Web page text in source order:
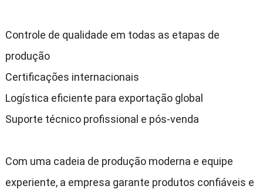
Controle de qualidade em todas as etapas de
produção
Certificações internacionais
Logística eficiente para exportação global
Suporte técnico profissional e pós-venda
Com uma cadeia de produção moderna e equipe
experiente, a empresa garante produtos confiáveis e